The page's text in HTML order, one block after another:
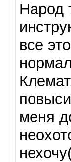
Народ
все
меня